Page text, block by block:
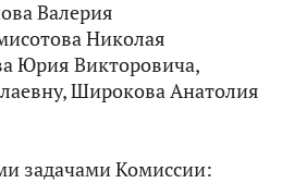
Валерия
Николая
Юрия Викторовича,
Широкова Анатолия
задачами Комиссии: